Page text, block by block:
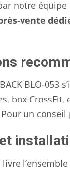
notre
vente
BACK BLO-
box
un
livre